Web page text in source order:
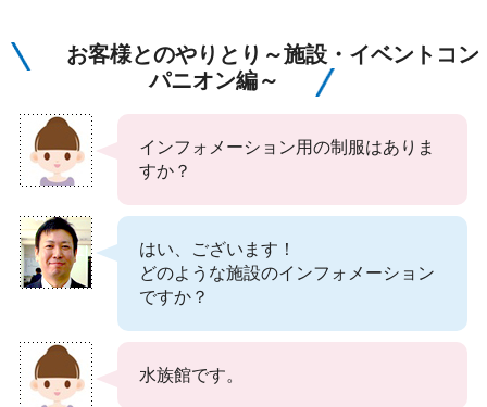
お客様とのやりとり～施設・イベントコン
パニオン編～
インフォメーション用の制服はありま
すか？
はい、ございます！
どのような施設のインフォメーション
ですか？
水族館です。